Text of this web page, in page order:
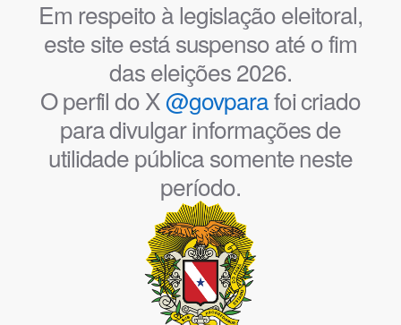
Em respeito à legislação eleitoral,
este site está suspenso até o fim
das eleições 2026.
O perfil do X@govparafoi criado
para divulgar informações de
utilidade pública somente neste
período.